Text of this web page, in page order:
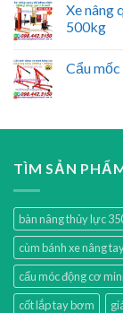
Xe nâng
500kg
Cẩu
TÌM SẢN
bàn nâng thủy lực
cùm bánh xe nâng
cẩu móc động cơ
cốt lắp tay bơm